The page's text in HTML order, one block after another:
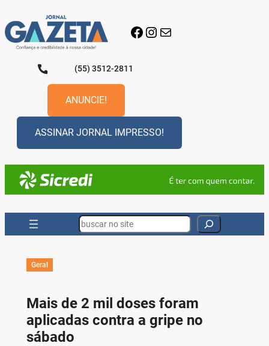
para
o
conteúdo
Facebook
Instagram
E-mail
(55) 3512-2811
ANUNCIE!
ASSINAR JORNAL IMPRESSO!
Search
Geral
Mais de 2 mil doses foram
aplicadas contra a gripe no
sábado